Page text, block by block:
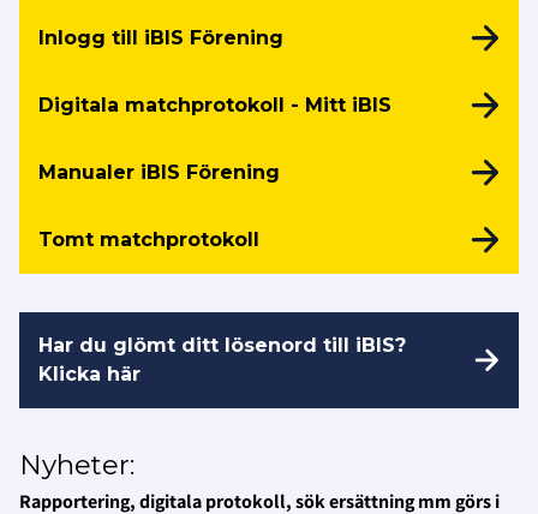
Inlogg till iBIS Förening
Digitala matchprotokoll - Mitt iBIS
Manualer iBIS Förening
Tomt matchprotokoll
Har du glömt ditt lösenord till iBIS?
Klicka här
Nyheter:
Rapportering, digitala protokoll, sök ersättning mm görs i